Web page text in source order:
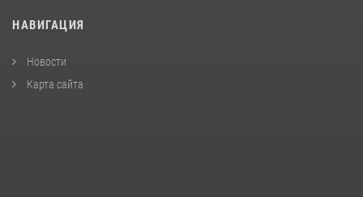
НАВИГАЦИЯ
Новости
Карта сайта